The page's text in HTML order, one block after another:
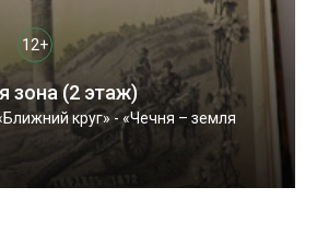
12+
зона (2 этаж)
круг» - «Чечня – земля